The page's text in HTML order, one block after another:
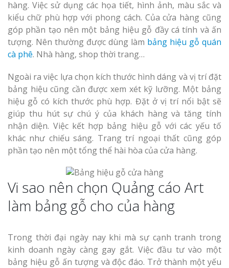
hàng. Việc sử dụng các họa tiết, hình ảnh, màu sắc và
kiểu chữ phù hợp với phong cách. Của cửa hàng cũng
góp phần tạo nên một bảng hiệu gỗ đầy cá tính và ấn
tượng. Nên thường được dùng làm bảng hiệu gỗ quán
cà phê. Nhà hàng, shop thời trang…
Ngoài ra việc lựa chọn kích thước hình dáng và vị trí đặt
bảng hiệu cũng cần được xem xét kỹ lưỡng. Một bảng
hiệu gỗ có kích thước phù hợp. Đặt ở vị trí nổi bật sẽ
giúp thu hút sự chú ý của khách hàng và tăng tính
nhận diện. Việc kết hợp bảng hiệu gỗ với các yếu tố
khác như chiếu sáng. Trang trí ngoại thất cũng góp
phần tạo nên một tổng thể hài hòa của cửa hàng.
Vi sao nên chọn Quảng cáo Art
làm bảng gỗ cho của hàng
Trong thời đại ngày nay khi mà sự cạnh tranh trong
kinh doanh ngày càng gay gắt. Việc đầu tư vào một
bảng hiệu gỗ ấn tượng và độc đáo. Trở thành một yếu